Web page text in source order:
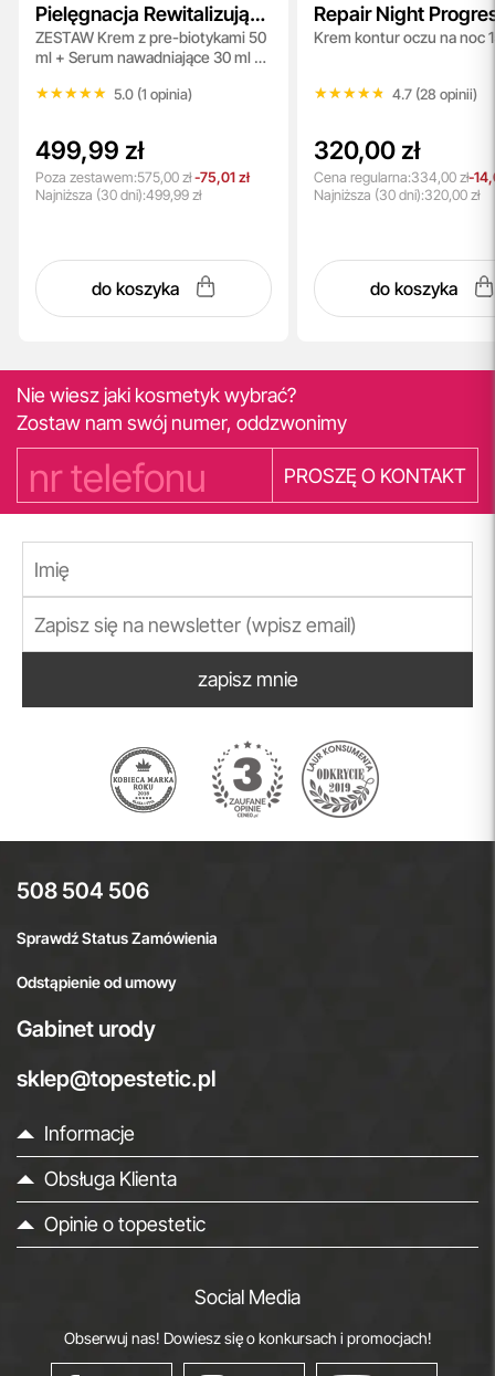
Pielęgnacja Rewitalizująco
- Nawilżająca
ZESTAW Krem z pre-biotykami 50
ml + Serum nawadniające 30 ml +
★★★★★
★★★★★ 5.0 (1 opinia)
499,99 zł
Poza zestawem:575,00 zł -75,01 zł
Najniższa (30 dni):499,99 zł
do koszyka
Repair Night
Krem kontur oczu na noc
★★★★★
★★★★★ 4.7 (28 opinii)
320,00 zł
Cena regularna:334,00 zł-
Najniższa (30 dni):320,00 zł
do koszyka
Nie wiesz jaki kosmetyk wybrać?
Zostaw nam swój numer, oddzwonimy
PROSZĘ O KONTAKT
zapisz mnie
508 504 506
Sprawdź Status Zamówienia
Odstąpienie od umowy
Gabinet urody
sklep@topestetic.pl
Informacje
Obsługa Klienta
Opinie o topestetic
Social Media
Obserwuj nas! Dowiesz się o konkursach i promocjach!